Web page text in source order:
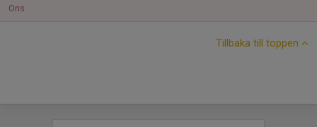
Ons
Tillbaka till toppen